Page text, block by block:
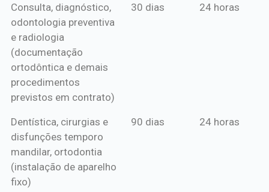
mensal*
de crédito
Consulta, diagnóstico,
odontologia preventiva
e radiologia
(documentação
ortodôntica e demais
procedimentos
previstos em contrato)
30 dias 24 horas
Dentística, cirurgias e
disfunções temporo
mandilar, ortodontia
(instalação de aparelho
fixo)
90 dias 24 horas